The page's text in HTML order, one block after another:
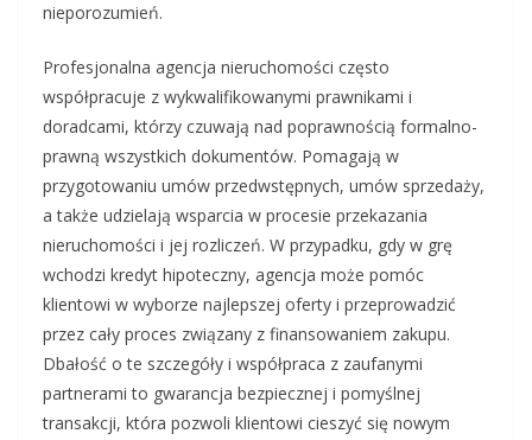
nieporozumień.
Profesjonalna agencja nieruchomości często
współpracuje z wykwalifikowanymi prawnikami i
doradcami, którzy czuwają nad poprawnością formalno-
prawną wszystkich dokumentów. Pomagają w
przygotowaniu umów przedwstępnych, umów sprzedaży,
a także udzielają wsparcia w procesie przekazania
nieruchomości i jej rozliczeń. W przypadku, gdy w grę
wchodzi kredyt hipoteczny, agencja może pomóc
klientowi w wyborze najlepszej oferty i przeprowadzić
przez cały proces związany z finansowaniem zakupu.
Dbałość o te szczegóły i współpraca z zaufanymi
partnerami to gwarancja bezpiecznej i pomyślnej
transakcji, która pozwoli klientowi cieszyć się nowym